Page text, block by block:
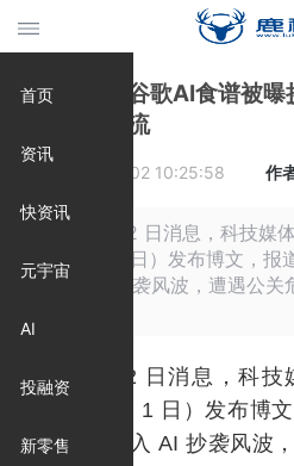
首页
资讯
快资讯
元宇宙
AI
投融资
新零售
抓包现场：谷歌AI食谱被
再为原创导流
2025-12-02 10:25:58 作
摘要: 12 月 2 日消息，科技
日（12 月 1 日）发布博文，
队陷入 AI 抄袭风波，遭遇公
12 月 2 日消息，科技
昨日（12 月 1 日）发布博
kLM 团队陷入 AI 抄袭风波